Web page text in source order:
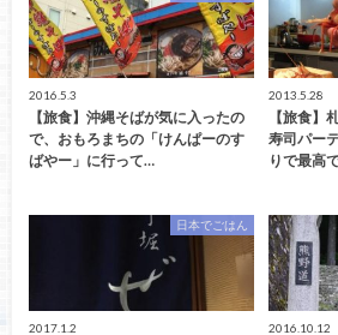
2016.5.3
【旅食】沖縄そばが気に入ったの
で、おもろまちの「けんぱーのす
ばやー」に行って…
2013.5.28
【旅食】
寿司パー
りで最高
日本でごはん
2017.1.2 2016.10.12